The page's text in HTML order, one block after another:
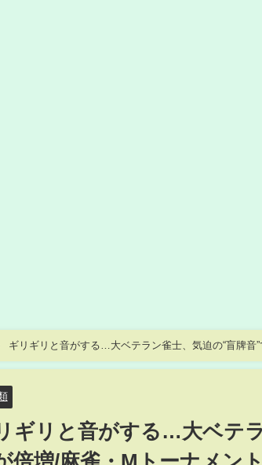
ギリギリと音がする…大ベテラン雀士、気迫の“盲牌
ギリと音がする…大ベテ